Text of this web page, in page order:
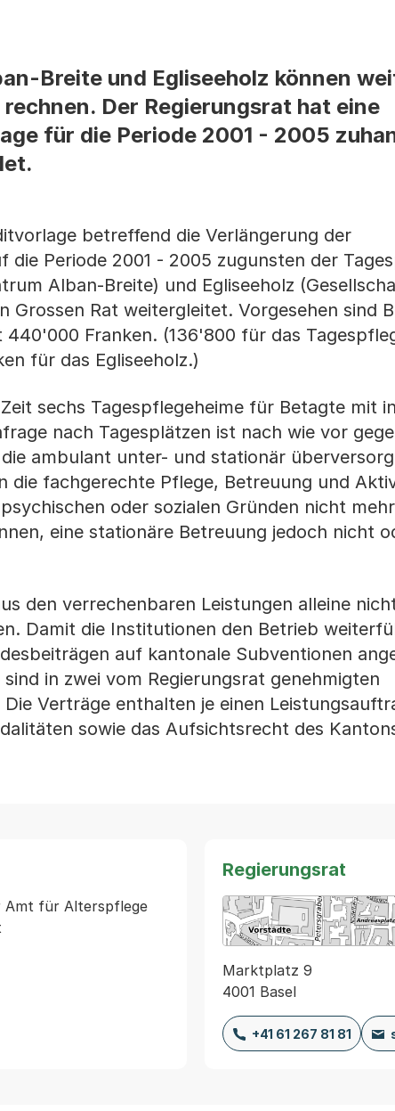
Breite und Egliseeholz können
Der Regierungsrat hat eine
für die Periode 2001 - 2005
betreffend die Verlängerung der
die Periode 2001 - 2005 zugunsten der
Alban-Breite) und Egliseeholz
Grossen Rat weitergleitet. Vorgesehen sind
Franken. (136'800 für das
für das Egliseeholz.)
sechs Tagespflegeheime für Betagte mit
nach Tagesplätzen ist nach wie vor
ambulant unter- und stationär
die fachgerechte Pflege, Betreuung und
oder sozialen Gründen nicht mehr
eine stationäre Betreuung jedoch nicht
den verrechenbaren Leistungen alleine
Damit die Institutionen den Betrieb
auf kantonale Subventionen
in zwei vom Regierungsrat genehmigten
Verträge enthalten je einen
sowie das Aufsichtsrecht des
Amt für Alterspflege
Regierungsrat
Marktplatz 9
4001 Basel
+41 61 267 81 81